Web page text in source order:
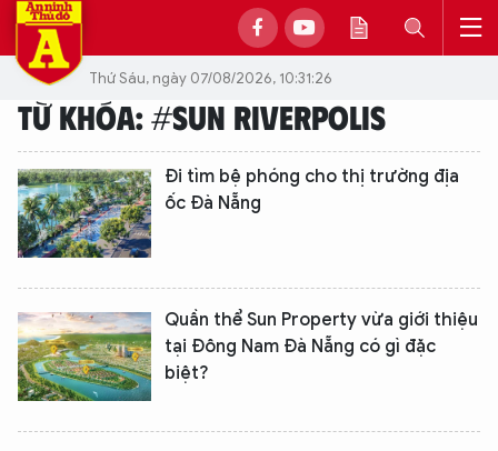
Thứ Sáu, ngày 07/08/2026, 10:31:26
TỪ KHÓA: #SUN RIVERPOLIS
Đi tìm bệ phóng cho thị trường địa
ốc Đà Nẵng
Quần thể Sun Property vừa giới thiệu
tại Đông Nam Đà Nẵng có gì đặc
biệt?